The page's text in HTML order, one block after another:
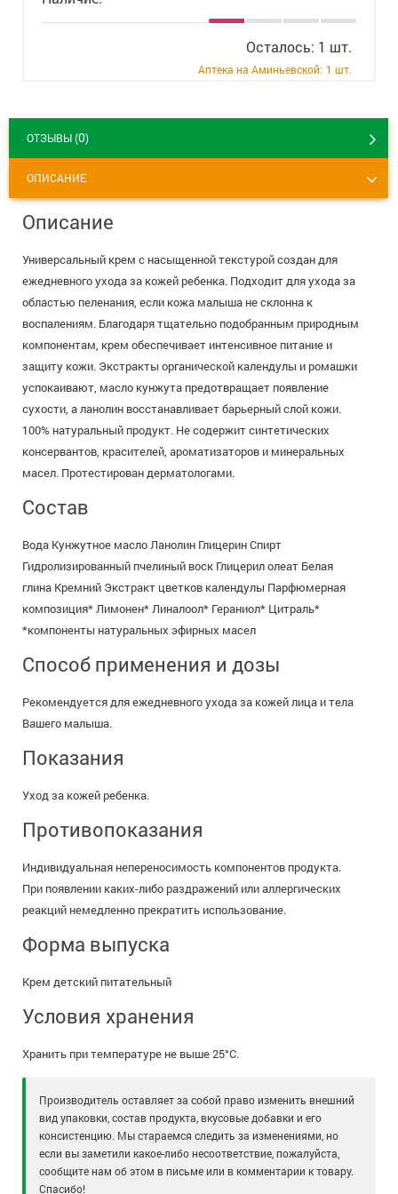
Осталось: 1 шт.
Аптека на Аминьевской: 1 шт.
ОТЗЫВЫ (0)
ОПИСАНИЕ
Описание
Универсальный крем с насыщенной текстурой создан для
ежедневного ухода за кожей ребенка. Подходит для ухода за
областью пеленания, если кожа малыша не склонна к
воспалениям. Благодаря тщательно подобранным природным
компонентам, крем обеспечивает интенсивное питание и
защиту кожи. Экстракты органической календулы и ромашки
успокаивают, масло кунжута предотвращает появление
сухости, а ланолин восстанавливает барьерный слой кожи.
100% натуральный продукт. Не содержит синтетических
консервантов, красителей, ароматизаторов и минеральных
масел. Протестирован дерматологами.
Состав
Вода Кунжутное масло Ланолин Глицерин Спирт
Гидролизированный пчелиный воск Глицерил олеат Белая
глина Кремний Экстракт цветков календулы Парфюмерная
композиция* Лимонен* Линалоол* Гераниол* Цитраль*
*компоненты натуральных эфирных масел
Способ применения и дозы
Рекомендуется для ежедневного ухода за кожей лица и тела
Вашего малыша.
Показания
Уход за кожей ребенка.
Противопоказания
Индивидуальная непереносимость компонентов продукта.
При появлении каких-либо раздражений или аллергических
реакций немедленно прекратить использование.
Форма выпуска
Крем детский питательный
Условия хранения
Хранить при температуре не выше 25°C.
Производитель оставляет за собой право изменить внешний
вид упаковки, состав продукта, вкусовые добавки и его
консистенцию. Мы стараемся следить за изменениями, но
если вы заметили какое-либо несоответствие, пожалуйста,
сообщите нам об этом в письме или в комментарии к товару.
Спасибо!